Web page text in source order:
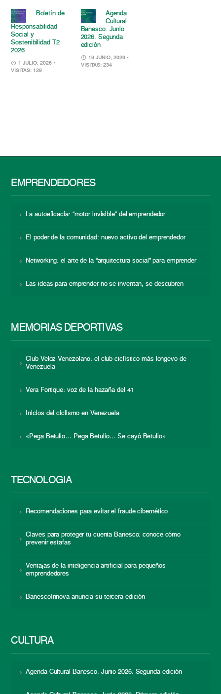
Boletín de
Responsabilidad
Social y
Sostenibilidad T2
2026
1 JULIO, 2026 •
VISITAS: 129
Agenda
Cultural
Banesco. Junio
2026. Segunda
edición
19 JUNIO, 2026 •
VISITAS: 234
EMPRENDEDORES
La autoeficacia: “motor invisible” del emprendedor
El poder de la comunidad: nuevo activo del emprendedor
Networking: el arte de la “arquitectura social” para emprender
Las ideas para emprender no se inventan, se descubren
MEMORIAS DEPORTIVAS
Club Veloz Venezolano: el club ciclístico más longevo de
Venezuela
Vera Fortique: voz de la hazaña del 41
Inicios del ciclismo en Venezuela
«Pega Betulio… Pega Betulio… Se cayó Betulio»
TECNOLOGÍA
Recomendaciones para evitar el fraude cibernético
Claves para proteger tu cuenta Banesco: conoce cómo
prevenir estafas
Ventajas de la inteligencia artificial para pequeños
emprendedores
BanescoInnova anuncia su tercera edición
CULTURA
Agenda Cultural Banesco. Junio 2026. Segunda edición